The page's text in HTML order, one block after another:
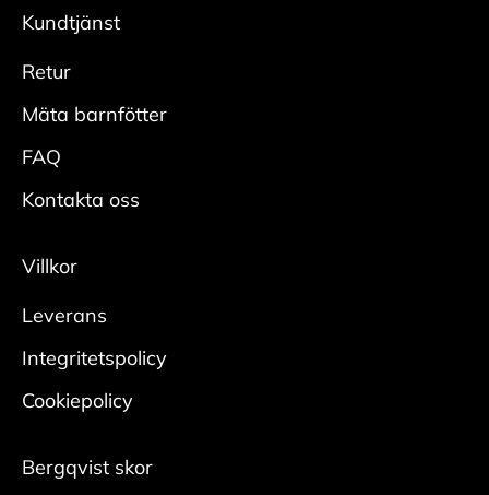
önskad glans.
Skydda
• Spraya hela skon rikligt med
impregneringsspray från cirka 20 cm.
skoblock i.
• Upprepa regelbundet för bästa effekt.
Mocka/nubuck
• Borsta bort smuts med en mockaborste.
• Bearbeta tuffare fläckar med en slipsten för
mocka.
Någon gång per säsong krävs en ordentlig
• Ta ur skosnören och borsta bort ytlig smuts
Adidas = UK
Reebook = US
Kundtjänst
Retur
Mäta barnfötter
FAQ
Kontakta oss
Villkor
Leverans
Integritetspolicy
Cookiepolicy
Bergqvist skor